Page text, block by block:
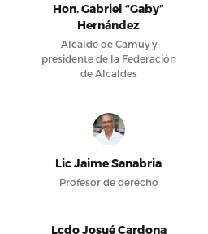
Hon. Gabriel “Gaby”
Hernández
Alcalde de Camuy y
presidente de la Federación
de Alcaldes
Lic Jaime Sanabria
Profesor de derecho
Lcdo Josué Cardona